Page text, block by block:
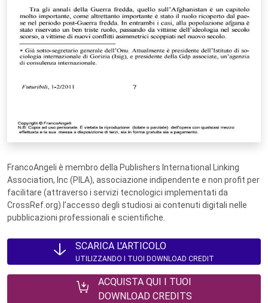
FrancoAngeli è membro della Publishers International Linking
Association, Inc (PILA), associazione indipendente e non profit per
facilitare (attraverso i servizi tecnologici implementati da
CrossRef.org) l’accesso degli studiosi ai contenuti digitali nelle
pubblicazioni professionali e scientifiche.
SCARICA L'ARTICOLO
UTILIZZANDO I TUOI DOWNLOAD CREDIT
ACQUISTA QUI I TUOI
DOWNLOAD CREDITS